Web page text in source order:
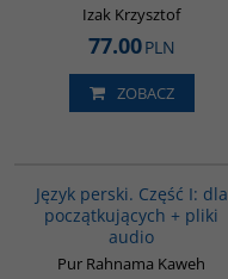
Izak Krzysztof
77.00PLN
ZOBACZ
Język perski. Część I: dla
początkujących + pliki
audio
Pur Rahnama Kaweh